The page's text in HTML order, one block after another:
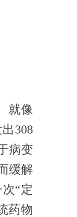
就像
308
病变
缓解
“定
药物